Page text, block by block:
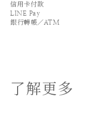
信用卡付款
LINE Pay
銀行轉帳／ATM
了解更多